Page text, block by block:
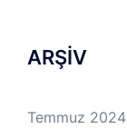
ARŞİV
Temmuz 2024